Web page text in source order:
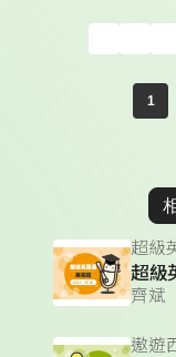
1
超級
齊斌
遨遊